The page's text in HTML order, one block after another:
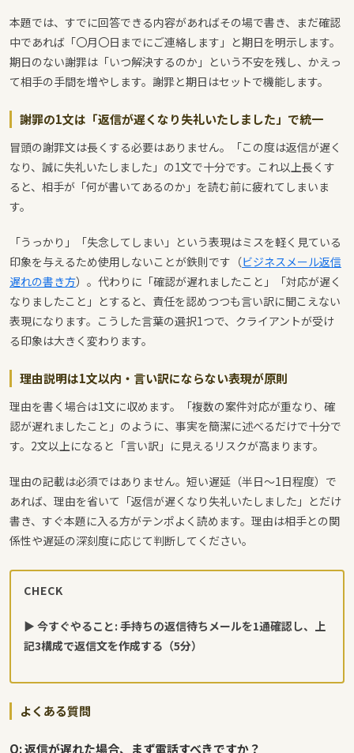
本題では、すでに回答できる内容があればその場で書き、まだ確認
中であれば「〇月〇日までにご連絡します」と期日を明示します。
期日のない謝罪は「いつ解決するのか」という不安を残し、かえっ
て相手の手間を増やします。謝罪と期日はセットで機能します。
謝罪の1文は「返信が遅くなり失礼いたしました」で統一
冒頭の謝罪文は長くする必要はありません。「この度は返信が遅く
なり、誠に失礼いたしました」の1文で十分です。これ以上長くす
ると、相手が「何が書いてあるのか」を読む前に疲れてしまいま
す。
「うっかり」「失念してしまい」という表現はミスを軽く見ている
印象を与えるため使用しないことが鉄則です（ビジネスメール返信
遅れの書き方）。代わりに「確認が遅れましたこと」「対応が遅く
なりましたこと」とすると、責任を認めつつも言い訳に聞こえない
表現になります。こうした言葉の選択1つで、クライアントが受け
る印象は大きく変わります。
理由説明は1文以内・言い訳にならない表現が原則
理由を書く場合は1文に収めます。「複数の案件対応が重なり、確
認が遅れましたこと」のように、事実を簡潔に述べるだけで十分で
す。2文以上になると「言い訳」に見えるリスクが高まります。
理由の記載は必須ではありません。短い遅延（半日〜1日程度）で
あれば、理由を省いて「返信が遅くなり失礼いたしました」とだけ
書き、すぐ本題に入る方がテンポよく読めます。理由は相手との関
係性や遅延の深刻度に応じて判断してください。
CHECK
▶ 今すぐやること: 手持ちの返信待ちメールを1通確認し、上
記3構成で返信文を作成する（5分）
よくある質問
Q: 返信が遅れた場合、まず電話すべきですか？